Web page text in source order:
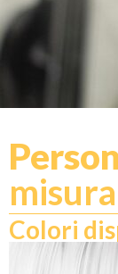
misura
Colori